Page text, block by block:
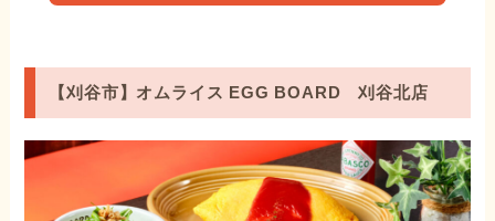
【刈谷市】オムライス EGG BOARD 刈谷北店